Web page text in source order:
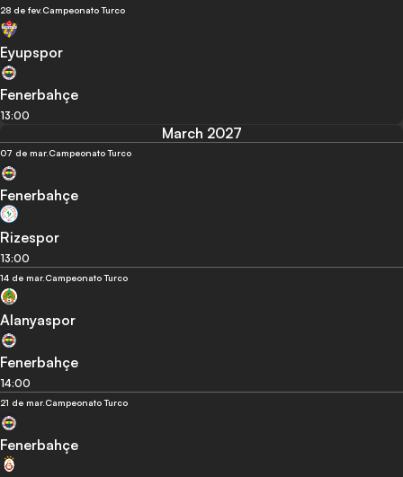
28 de fev.Campeonato Turco
Eyupspor
Fenerbahçe
13:00
March 2027
07 de mar.Campeonato Turco
Fenerbahçe
Rizespor
13:00
14 de mar.Campeonato Turco
Alanyaspor
Fenerbahçe
14:00
21 de mar.Campeonato Turco
Fenerbahçe